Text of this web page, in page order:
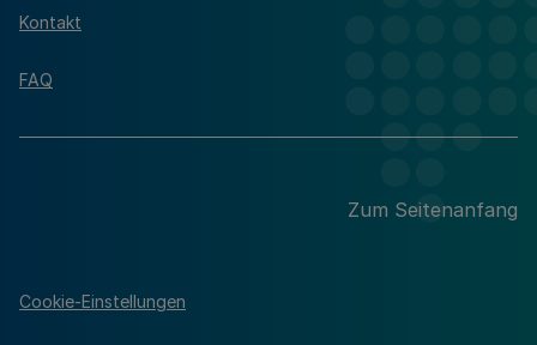
Kontakt
FAQ
Zum Seitenanfang
Cookie-Einstellungen